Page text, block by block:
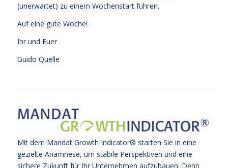
(unerwartet) zu einem Wochenstart führen.
Auf eine gute Woche!
Ihr und Euer
Guido Quelle
Mit dem Mandat Growth Indicator® starten Sie in eine
gezielte Anamnese, um stabile Perspektiven und eine
sichere Zukunft für Ihr Unternehmen aufzubauen. Denn